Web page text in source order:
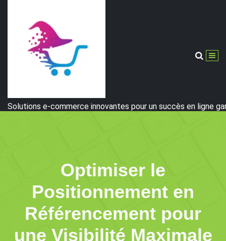
contenu
Solutions e-commerce innovantes pour un succès en ligne
Optimiser le
Positionnement en
Référencement pour
une Visibilité Maximale